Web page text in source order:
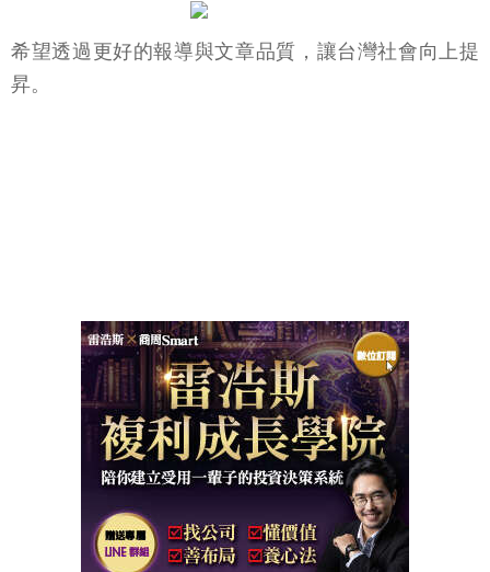
希望透過更好的報導與文章品質，讓台灣社會向上提
昇。